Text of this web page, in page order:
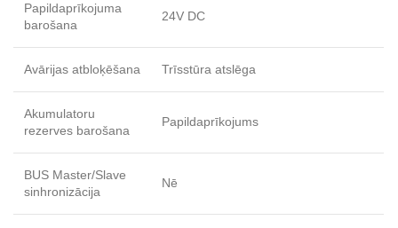
Papildaprīkojuma
barošana
24V DC
Avārijas atbloķēšana Trīsstūra atslēga
Akumulatoru
rezerves barošana
Papildaprīkojums
BUS Master/Slave
sinhronizācija
Nē